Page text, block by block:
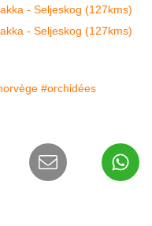
#orchidées